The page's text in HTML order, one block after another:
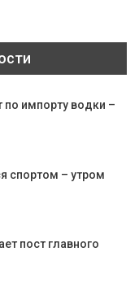
по импорту водки –
спортом – утром
пост главного